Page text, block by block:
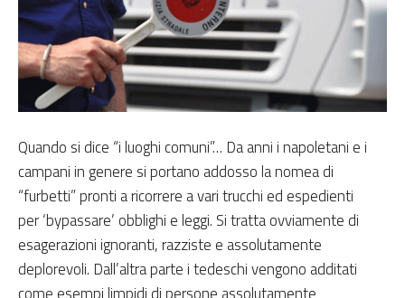
Quando si dice “i luoghi comuni”… Da anni i napoletani e i
campani in genere si portano addosso la nomea di
“furbetti” pronti a ricorrere a vari trucchi ed espedienti
per‘bypassare’ obblighi e leggi. Si tratta ovviamente di
esagerazioniignoranti,razziste e assolutamente
deplorevoli. Dall’altra parte i tedeschi vengono additati